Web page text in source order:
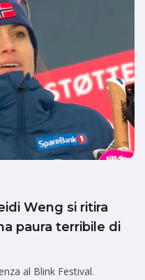
Weng si ritira
paura terribile di
al Blink Festival.